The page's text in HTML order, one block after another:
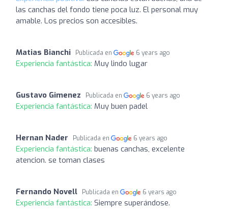
las canchas del fondo tiene poca luz. El personal muy
amable. Los precios son accesibles.
Matias Bianchi Publicada en 6 years ago
Experiencia fantástica: Muy lindo lugar
Gustavo Gimenez Publicada en 6 years ago
Experiencia fantástica: Muy buen padel
Hernan Nader Publicada en 6 years ago
Experiencia fantástica: buenas canchas, excelente
atencion. se toman clases
Fernando Novell Publicada en 6 years ago
Experiencia fantástica: Siempre superándose.